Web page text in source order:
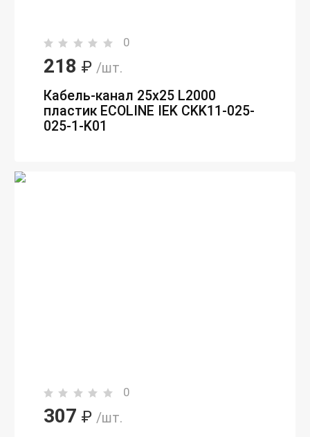
0
218 ₽ /шт.
Кабель-канал 25х25 L2000
пластик ECOLINE IEK CKK11-025-
025-1-K01
0
307 ₽ /шт.